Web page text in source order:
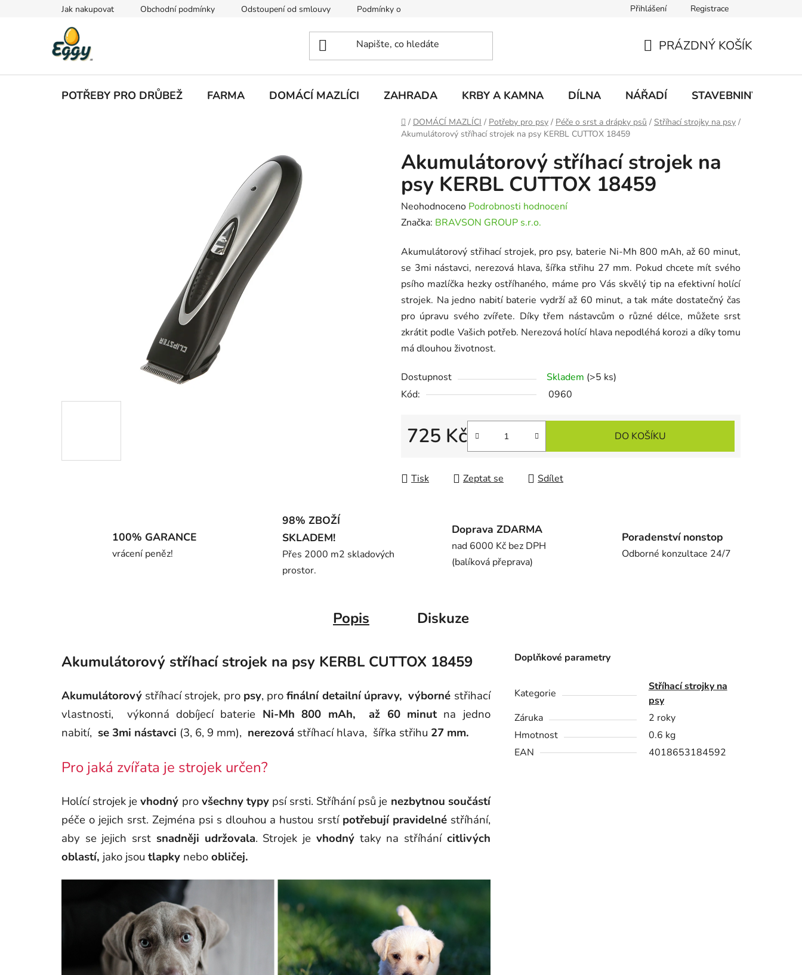
Jak nakupovat Obchodní podmínky Odstoupení od smlouvy Podmínky ochrany osobních údajů Doprava a platbaPřihlášení Registrace
KOŠÍK
PRÁZDNÝ KOŠÍK
POTŘEBY PRO DRŮBEŽ FARMA DOMÁCÍ MAZLÍCI ZAHRADA KRBY A KAMNA DÍLNA NÁŘADÍ STAVEBNINY
Domů
/ DOMÁCÍ MAZLÍCI / Potřeby pro psy / Péče o srst a drápky psů / Stříhací strojky na psy /
Akumulátorový stříhací strojek na psy KERBL CUTTOX 18459
Akumulátorový stříhací strojek na
psy KERBL CUTTOX 18459
Průměrné
hodnocení
je
0,0
z
5
hvězdiček.
Neohodnoceno Podrobnosti hodnocení
Značka: BRAVSON GROUP s.r.o.
Akumulátorový střihací strojek, pro psy, baterie Ni-Mh 800 mAh, až 60 minut,
se 3mi nástavci, nerezová hlava, šířka střihu 27 mm. Pokud chcete mít svého
psího mazlíčka hezky ostříhaného, máme pro Vás skvělý tip na efektivní holící
strojek. Na jedno nabití baterie vydrží až 60 minut, a tak máte dostatečný čas
pro úpravu svého zvířete. Díky třem nástavcům o různé délce, můžete srst
zkrátit podle Vašich potřeb. Nerezová holící hlava nepodléhá korozi a díky tomu
má dlouhou životnost.
Dostupnost Skladem (>5 ks)
Kód:
0960
725 Kč DO KOŠÍKU
Tisk Zeptat se Sdílet
100% GARANCE
vrácení peněz!
98% ZBOŽÍ
SKLADEM!
Přes 2000 m2 skladových
prostor.
Doprava ZDARMA
nad 6000 Kč bez DPH
(balíková přeprava)
Poradenství nonstop
Odborné konzultace 24/7
Popis Diskuze
Akumulátorový stříhací strojek na psy KERBL CUTTOX 18459
Akumulátorový stříhací strojek, pro psy, profinální detailní úpravy,výborné střihací
vlastnosti, výkonná dobíjecí baterie Ni-Mh 800 mAh,až 60 minutna jedno
nabití, se 3mi nástavci (3, 6, 9 mm), nerezová stříhací hlava, šířka střihu 27 mm.
Pro jaká zvířata je strojek určen?
Holící strojek jevhodný provšechny typypsí srsti. Stříhání psů je nezbytnou součástí
péče o jejich srst. Zejména psi s dlouhou a hustou srstí potřebují pravidelnéstříhání,
aby se jejich srst snadněji udržovala. Strojek je vhodnýtaky na stříhání citlivých
oblastí, jako jsou tlapky neboobličej.
Doplňkové parametry
Kategorie
Stříhací strojky na
psy
Záruka
2 roky
Hmotnost
0.6 kg
EAN
4018653184592